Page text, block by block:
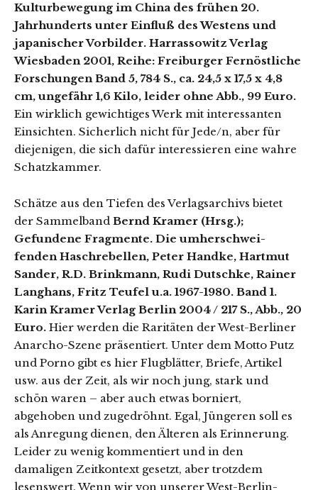
Kulturbewegung im China des frühen 20.
Jahrhunderts unter Einfluß des Westens und
japanischer Vorbilder. Harrassowitz Verlag
Wiesbaden 2001, Reihe: Freiburger Fernöstliche
Forschungen Band 5, 784 S., ca. 24,5 x 17,5 x 4,8
cm, ungefähr 1,6 Kilo, leider ohne Abb., 99 Euro.
Ein wirklich gewichtiges Werk mit interessanten
Einsichten. Sicherlich nicht für Jede/n, aber für
diejenigen, die sich dafür interessieren eine wahre
Schatzkammer.
Schätze aus den Tiefen des Verlagsarchivs bietet
der Sammelband Bernd Kramer (Hrsg.);
Gefundene Fragmente. Die umherschwei-
fenden Haschrebellen, Peter Handke, Hartmut
Sander, R.D. Brinkmann, Rudi Dutschke, Rainer
Langhans, Fritz Teufel u.a. 1967-1980. Band 1.
Karin Kramer Verlag Berlin 2004 / 217 S., Abb., 20
Euro. Hier werden die Raritäten der West-Berliner
Anarcho-Szene präsentiert. Unter dem Motto Putz
und Porno gibt es hier Flugblätter, Briefe, Artikel
usw. aus der Zeit, als wir noch jung, stark und
schön waren – aber auch etwas borniert,
abgehoben und zugedröhnt. Egal, Jüngeren soll es
als Anregung dienen, den Älteren als Erinnerung.
Leider zu wenig kommentiert und in den
damaligen Zeitkontext gesetzt, aber trotzdem
lesenswert. Wenn wir von unserer West-Berlin-